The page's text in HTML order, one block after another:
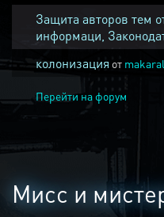
Защита авторов тем
информаци,
колонизация от
Перейти на форум
Мисс и